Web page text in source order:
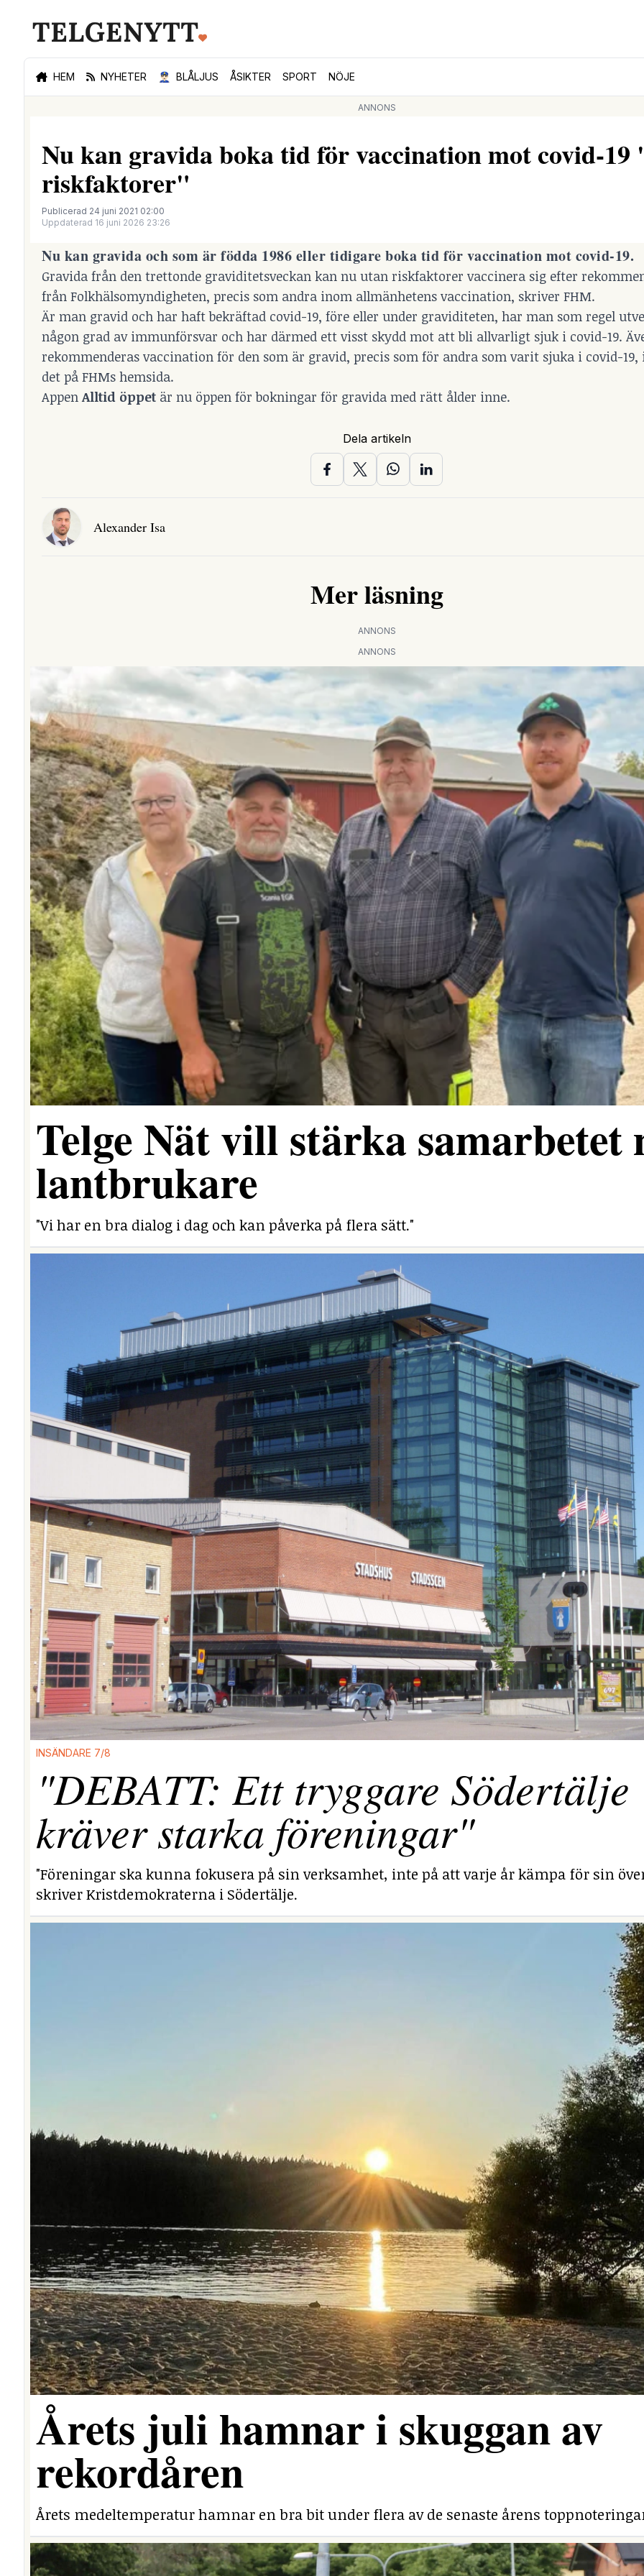
HEM NYHETER 👮🏻‍♂️ BLÅLJUS ÅSIKTER SPORT NÖJE
ANNONS
Nu kan gravida boka tid för vaccination mot covid-
riskfaktorer"
Publicerad 24 juni 2021 02:00
Uppdaterad 16 juni 2026 23:26
Nu kan gravida och som är födda 1986 eller tidigare boka tid för vaccination mot covid-19.
Gravida från den trettonde graviditetsveckan kan nu utan riskfaktorer vaccinera sig efter
från Folkhälsomyndigheten, precis som andra inom allmänhetens vaccination, skriver FHM.
Är man gravid och har haft bekräftad covid-19, före eller under graviditeten, har man som regel
någon grad av immunförsvar och har därmed ett visst skydd mot att bli allvarligt sjuk i covid-19.
rekommenderas vaccination för den som är gravid, precis som för andra som varit sjuka i covid-
det på FHMs hemsida.
AppenAlltid öppet är nu öppen för bokningar för gravida med rätt ålder inne.
Dela artikeln
Alexander Isa
Mer läsning
ANNONS
ANNONS
Telge Nät vill stärka samarbetet
lantbrukare
"Vi har en bra dialog i dag och kan påverka på flera sätt."
INSÄNDARE 7/8
"DEBATT: Ett tryggare Södertälje
kräver starka föreningar"
"Föreningar ska kunna fokusera på sin verksamhet, inte på att varje år kämpa för sin
skriver Kristdemokraterna i Södertälje.
Årets juli hamnar i skuggan av
rekordåren
Årets medeltemperatur hamnar en bra bit under flera av de senaste årens